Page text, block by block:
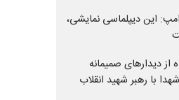
این دیپلماسی نمایشی،
دیدارهای صمیمانه
با رهبر شهید انقلاب